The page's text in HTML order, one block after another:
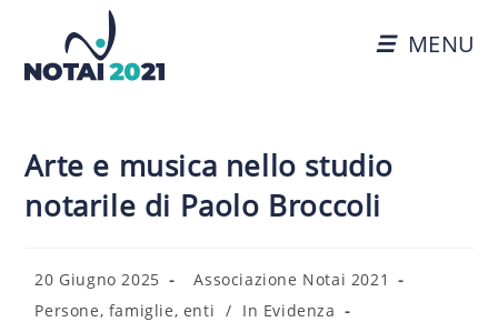
MENU
Arte e musica nello studio
notarile di Paolo Broccoli
20 Giugno 2025
Associazione Notai 2021
Persone, famiglie, enti / In Evidenza